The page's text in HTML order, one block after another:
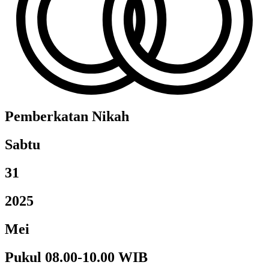
Pemberkatan Nikah
Sabtu
31
2025
Mei
Pukul 08.00-10.00 WIB